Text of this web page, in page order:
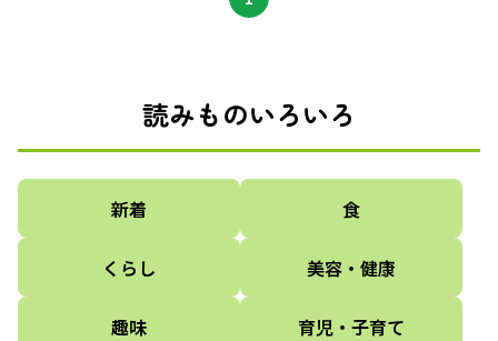
読みものいろいろ
新着 食
くらし 美容・健康
趣味 育児・子育て